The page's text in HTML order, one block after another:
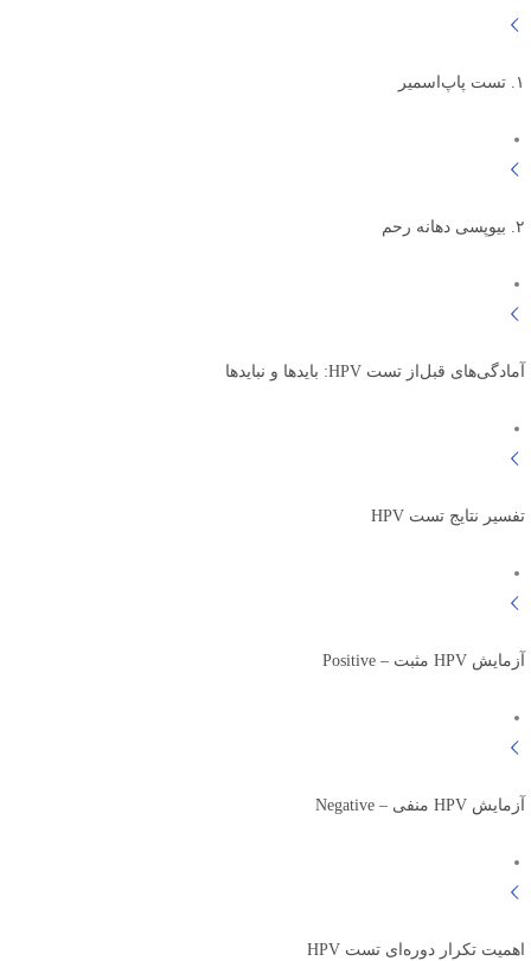
۱. تست پاپ‌اسمیر
۲. بیوپسی دهانه رحم
آمادگی‌های قبل‌از تست HPV: بایدها و نبایدها
تفسیر نتایج تست HPV
آزمایش HPV مثبت – Positive
آزمایش HPV منفی – Negative
اهمیت تکرار دوره‌ای تست HPV